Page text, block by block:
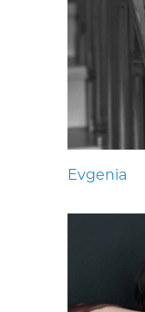
Evgenia